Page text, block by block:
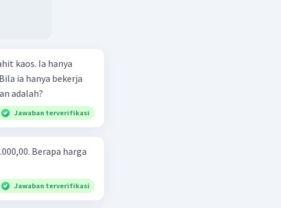
kaos. Ia hanya
ia hanya bekerja
adalah?
Jawaban terverifikasi
Berapa harga
Jawaban terverifikasi